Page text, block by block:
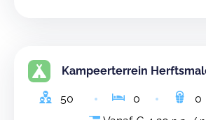
Kampeerterrein
50 0 0